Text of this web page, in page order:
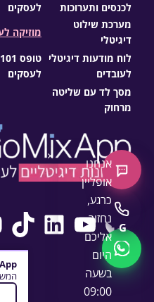
לכנסים ותערוכות
מערכת שילוט
דיגיטלי
לוח מודעות דיגיטלי
לעובדים
מסך לד עם שליטה
מרחוק
לעסקים
מוזיקה
לעסקים
Facebook
WhatsApp
התקשרו
צ'אט חדש
G
אנחנו
אופליין
כרגע,
נחזור
אליכם
היום
בשעה
09:00
×